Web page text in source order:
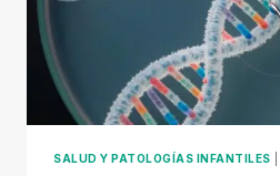
SALUD Y PATOLOGÍAS INFANTILES